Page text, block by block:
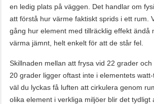
en ledig plats på väggen. Det handlar om
att förstå hur värme faktiskt sprids i ett rum.
gång hur element med tillräcklig effekt ändå
värma jämnt, helt enkelt för att de står fel.
Skillnaden mellan att frysa vid 22 grader
20 grader ligger oftast inte i elementets
väl du lyckas få luften att cirkulera genom
olika element i verkliga miljöer blir det tydligt